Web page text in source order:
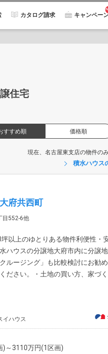
カタログ請求 キャンペー
住宅
すすめ順 価格順
現在、名古屋東支店の物件の
積水ハウス
府共西町
目552-6他
以上のゆとりある物件利便性・
ハウスの分譲地大府市内に分譲
ルージング」も比較検討にお勧
ださい。・土地の買い方、家づ
イハウス
)～3110万円(1区画)